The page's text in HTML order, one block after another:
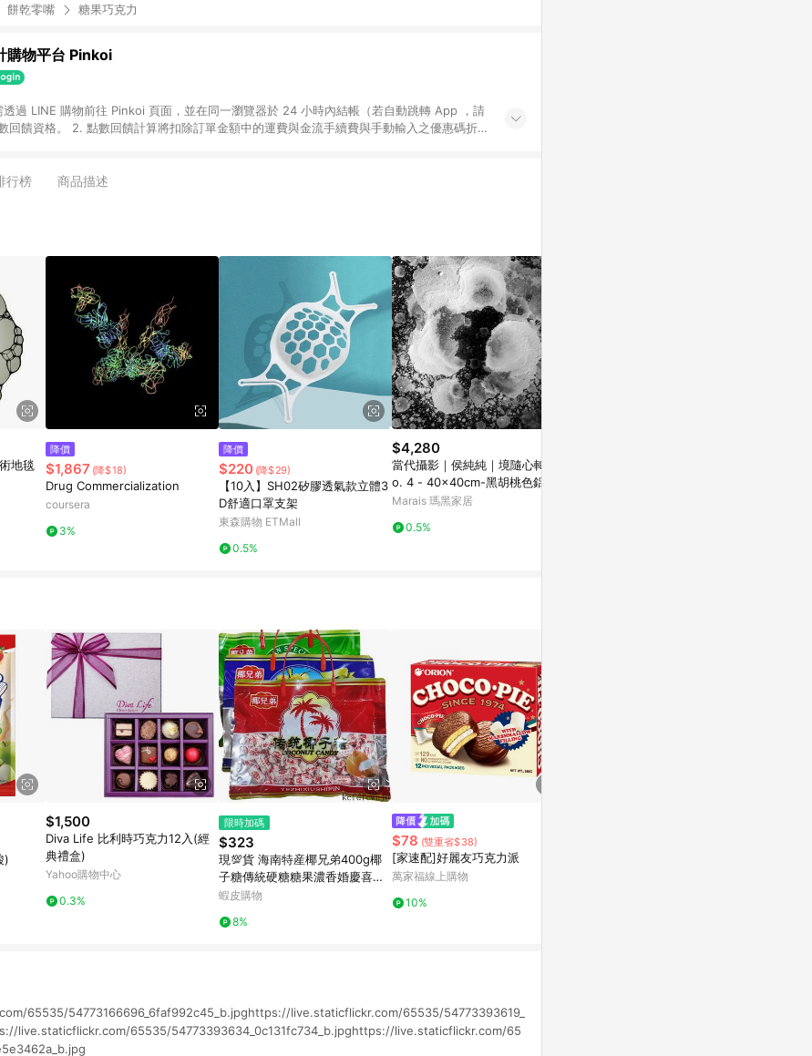
餅乾零嘴 糖果巧克力
購物平台 Pinkoi
過 LINE 購物前往 Pinkoi 頁面，並在同一瀏覽器於 24 小時內結帳（若自動跳轉 App ，請
回饋資格。 2. 點數回饋計算將扣除訂單金額中的運費與金流手續費與手動輸入之優惠碼折
6. APP 請更新至Android v4.6.0 / iOS v4.1.5 以上才具贈點資格。 7. 點數將於出貨後 45 天
說明為準。 11. 若於 LINE 購物前往 Pinkoi 頁面後才首次下載 Pinkoi APP 並完成訂單，不
行榜 商品描述
地毯
降價
$1,867 (降$18)
Drug Commercialization
coursera
3%
降價
$220 (降$29)
【10入】SH02矽膠透氣款立體3
D舒適口罩支架
東森購物 ETMall
0.5%
$4,280
當代攝影｜侯純純｜境隨心轉 N
o. 4 - 40x40cm-黑胡桃色鋁框
Marais 瑪黑家居
0.5%
)
$1,500
Diva Life 比利時巧克力12入(經
典禮盒)
Yahoo購物中心
0.3%
限時加碼
$323
現💯貨 海南特産椰兄弟400g椰
子糖傳統硬糖糖果濃香婚慶喜糖
年貨零食 Y0QQ
蝦皮購物
8%
$78 (雙重省$38)
[家速配]好麗友巧克力派
萬家福線上購物
10%
65535/54773166696_6faf992c45_b.jpghttps://live.staticflickr.com/65535/54773393619_
live.staticflickr.com/65535/54773393634_0c131fc734_b.jpghttps://live.staticflickr.com/65